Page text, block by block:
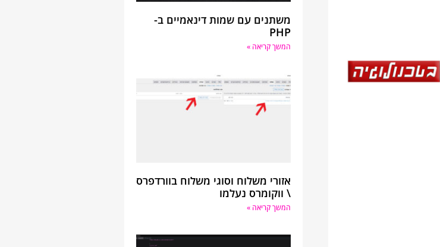
משתנים עם שמות דינאמיים ב-
PHP
המשך קריאה »
אזורי משלוח וסוגי משלוח בוורדפרס
\ ווקומרס נעלמו
המשך קריאה »